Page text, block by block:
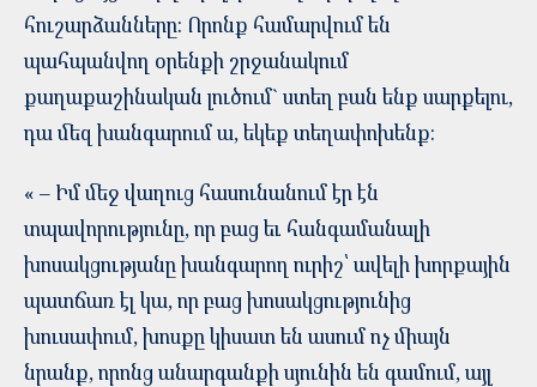
հուշարձանները: Որոնք համարվում են
պահպանվող օրենքի շրջանակում
քաղաքաշինական լուծում` ստեղ բան ենք սարքելու,
դա մեզ խանգարում ա, եկեք տեղափոխենք:
« – Իմ մեջ վաղուց հասունանում էր էն
տպավորությունը, որ բաց եւ հանգամանալի
խոսակցությանը խանգարող ուրիշ՝ ավելի խորքային
պատճառ էլ կա, որ բաց խոսակցությունից
խուսափում, խոսքը կիսատ են ասում ոչ միայն
նրանք, որոնց անարգանքի սյունին են գամում, այլ